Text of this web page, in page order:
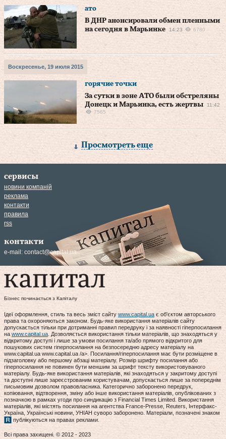
ато
В ДНР анонсировали обмен пленными
на сегодня в Марьинке
14:23 6780
Воскресенье, 19 июля 2015
горячие точки
За сутки в зоне АТО были обстреляны
Донецк и Марьинка, есть жертвы
11:42
7565
Просмотреть еще
сервисы
новини компаній
реклама
контакти
правила
rss
контакти
e-mail: contact@capital.ua
Бізнес починається з Капіталу
Ідеї оформлення, стиль та весь зміст сайту www.capital.ua є об'єктом авторського
права та охороняються законом. Будь-яке використання матеріалів сайту
допускається тільки при дотриманні правил передруку і за наявності гіперпосилання
на www.capital.ua . Дозволяється використання тільки матеріалів, що знаходяться у
відкритому доступі і лише за умови посилання та/або прямого відкритого для
пошукових систем гіперпосилання на безпосередню адресу матеріалу на
www.capital.ua www.capital.ua /a>. Посилання/гіперпосилання має бути розміщене в
підзаголовку або першому абзаці матеріалу. Розмір шрифту посилання або
гіперпосилання не повинен бути меншим за шрифт тексту використовуваного
матеріалу. Будь-яке використання матеріалів, які знаходяться у закритому доступі
та доступні лише зареєстрованим користувачам, допускається лише за попереднім
письмовим дозволом правовласника. Категорично заборонено передрук,
копіювання, відтворення, зміну або інше використання матеріалів, опублікованих з
позначкою в рамках угоди про синдикацію з Financial Times Limited. Використання
матеріалів, які містять посилання на агентства France-Presse, Reuters, Інтерфакс-
Україна, Українські новини, УНІАН суворо заборонено. Матеріали, позначені знаком
публікуються на правах реклами.
Всі права захищені. © 2012 - 2023